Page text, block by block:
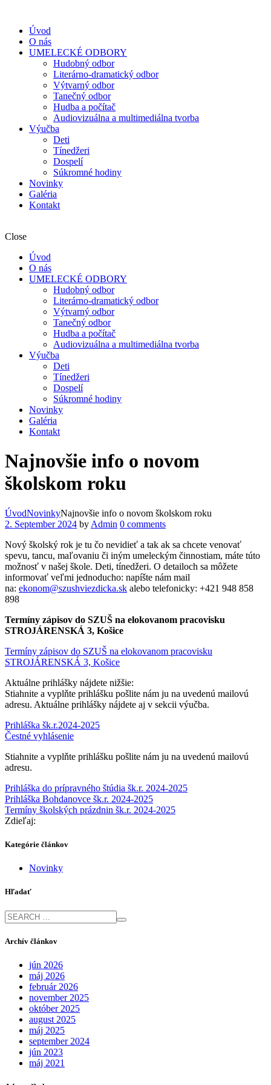
Úvod
O nás
UMELECKÉ ODBORY
Hudobný odbor
Literárno-dramatický odbor
Výtvarný odbor
Tanečný odbor
Hudba a počítač
Audiovizuálna a multimediálna tvorba
Výučba
Deti
Tínedžeri
Dospelí
Súkromné hodiny
Novinky
Galéria
Kontakt
Close
Úvod
O nás
UMELECKÉ ODBORY
Hudobný odbor
Literárno-dramatický odbor
Výtvarný odbor
Tanečný odbor
Hudba a počítač
Audiovizuálna a multimediálna tvorba
Výučba
Deti
Tínedžeri
Dospelí
Súkromné hodiny
Novinky
Galéria
Kontakt
Najnovšie info o novom
školskom roku
ÚvodNovinkyNajnovšie info o novom školskom roku
2. September 2024 by Admin 0 comments
Nový školský rok je tu čo nevidieť a tak ak sa chcete venovať
spevu, tancu, maľovaniu či iným umeleckým činnostiam, máte túto
možnosť v našej škole. Deti, tínedžeri. O detailoch sa môžete
informovať veľmi jednoducho: napíšte nám mail
na: ekonom@szushviezdicka.sk alebo telefonicky: +421 948 858
898
Termíny zápisov do SZUŠ na elokovanom pracovisku
STROJÁRENSKÁ 3, Košice
Termíny zápisov do SZUŠ na elokovanom pracovisku
STROJÁRENSKÁ 3, Košice
Aktuálne prihlášky nájdete nižšie:
Stiahnite a vyplňte prihlášku pošlite nám ju na uvedenú mailovú
adresu. Aktuálne prihlášky nájdete aj v sekcii výučba.
Prihláška šk.r.2024-2025
Čestné vyhlásenie
Stiahnite a vyplňte prihlášku pošlite nám ju na uvedenú mailovú
adresu.
Prihláška do prípravného štúdia šk.r. 2024-2025
Prihláška Bohdanovce šk.r. 2024-2025
Termíny školských prázdnin šk.r. 2024-2025
Zdieľaj:
Kategórie článkov
Novinky
Hľadať
Archív článkov
jún 2026
máj 2026
február 2026
november 2025
október 2025
august 2025
máj 2025
september 2024
jún 2023
máj 2021